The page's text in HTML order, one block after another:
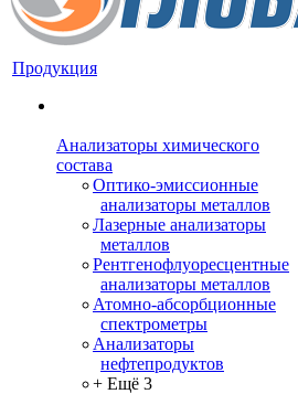
Продукция
Анализаторы химического
состава
Оптико-эмиссионные
анализаторы металлов
Лазерные анализаторы
металлов
Рентгенофлуоресцентные
анализаторы металлов
Атомно-абсорбционные
спектрометры
Анализаторы
нефтепродуктов
+ Ещё 3